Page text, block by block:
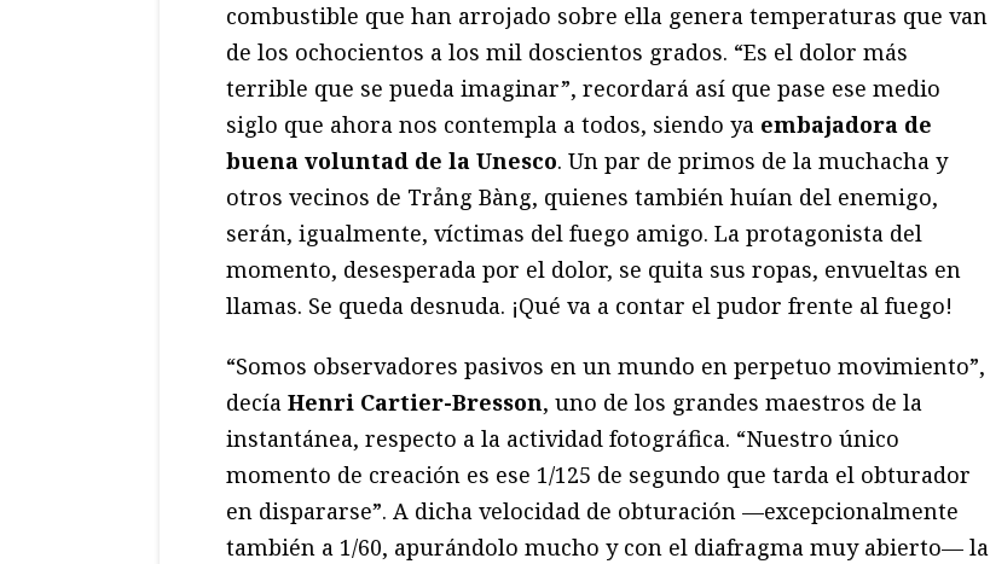
combustible que han arrojado sobre ella genera temperaturas que van
de los ochocientos a los mil doscientos grados. “Es el dolor más
terrible que se pueda imaginar”, recordará así que pase ese medio
siglo que ahora nos contempla a todos, siendo ya embajadora de
buena voluntad de la Unesco. Un par de primos de la muchacha y
otros vecinos de Trảng Bàng, quienes también huían del enemigo,
serán, igualmente, víctimas del fuego amigo. La protagonista del
momento, desesperada por el dolor, se quita sus ropas, envueltas en
llamas. Se queda desnuda. ¡Qué va a contar el pudor frente al fuego!
“Somos observadores pasivos en un mundo en perpetuo movimiento”,
decía Henri Cartier-Bresson, uno de los grandes maestros de la
instantánea, respecto a la actividad fotográfica. “Nuestro único
momento de creación es ese 1/125 de segundo que tarda el obturador
en dispararse”. A dicha velocidad de obturación —excepcionalmente
también a 1/60, apurándolo mucho y con el diafragma muy abierto— la